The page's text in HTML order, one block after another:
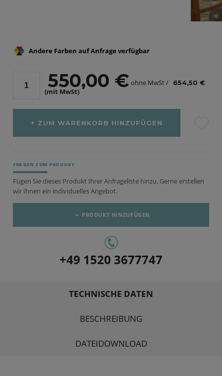
Andere Farben auf Anfrage verfügbar
550,00 € ohne MwSt / 654,50 €
(mit MwSt)
ZUM WARENKORB HINZUFÜGEN
FRAGEN ZUM PRODUKT
Fügen Sie dieses Produkt Ihrer Anfrageliste hinzu. Gerne erstellen
wir Ihnen ein individuelles Angebot.
+ PRODUKT HINZUFÜGEN
+49 1520 3677747
TECHNISCHE DATEN
BESCHREIBUNG
DATEIDOWNLOAD